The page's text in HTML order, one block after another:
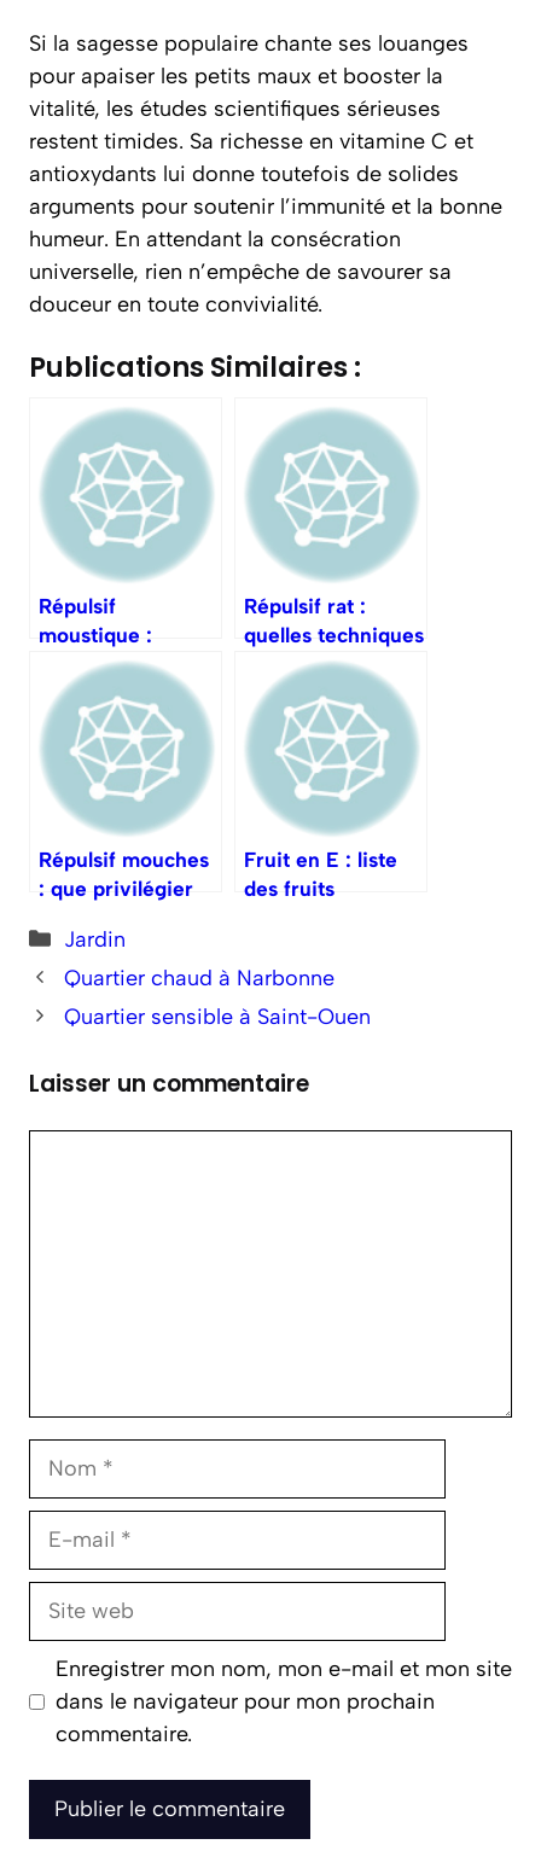
Si la sagesse populaire chante ses louanges
pour apaiser les petits maux et booster la
vitalité, les études scientifiques sérieuses
restent timides. Sa richesse en vitamine C et
antioxydants lui donne toutefois de solides
arguments pour soutenir l’immunité et la bonne
humeur. En attendant la consécration
universelle, rien n’empêche de savourer sa
douceur en toute convivialité.
Publications Similaires :
Répulsif
moustique :
quelles options en
extérieur ?
Répulsif rat :
quelles techniques
pour les repousser
durablement ?
Répulsif mouches
: que privilégier
Fruit en E : liste
des fruits
Catégories
Jardin
Quartier chaud à Narbonne
Quartier sensible à Saint-Ouen
Laisser un commentaire
Nom
E-
Site
Enregistrer mon nom, mon e-mail et mon site
dans le navigateur pour mon prochain
commentaire.